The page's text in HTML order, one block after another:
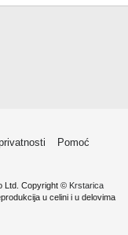
Pomoć
Ltd. Copyright © Krstarica
u celini i u delovima